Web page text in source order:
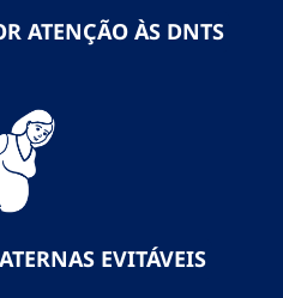
ATENÇÃO ÀS DNTS
EVITÁVEIS